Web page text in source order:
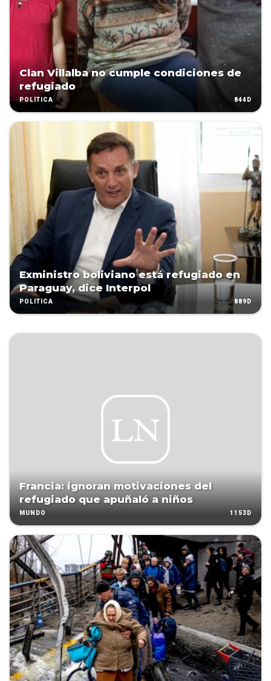
Clan Villalba no cumple condiciones de
refugiado
POLÍTICA 844D
Exministro boliviano está refugiado en
Paraguay, dice Interpol
POLÍTICA 889D
Francia: ignoran motivaciones del
refugiado que apuñaló a niños
MUNDO 1153D